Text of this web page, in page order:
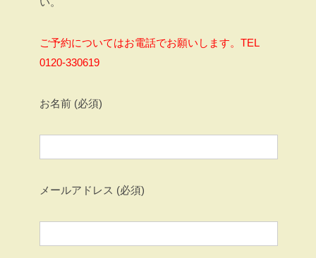
ご予約についてはお電話でお願いします。TEL
0120-330619
お名前 (必須)
メールアドレス (必須)